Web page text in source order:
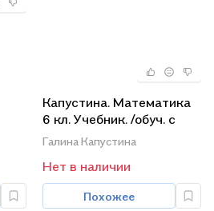
из
Капустина. Математика
6 кл. Учебник. /обуч. с
интеллектуальными
нарушениями/ (ФГОС
ОВЗ)
Галина Капустина
Нет в наличии
Похожее